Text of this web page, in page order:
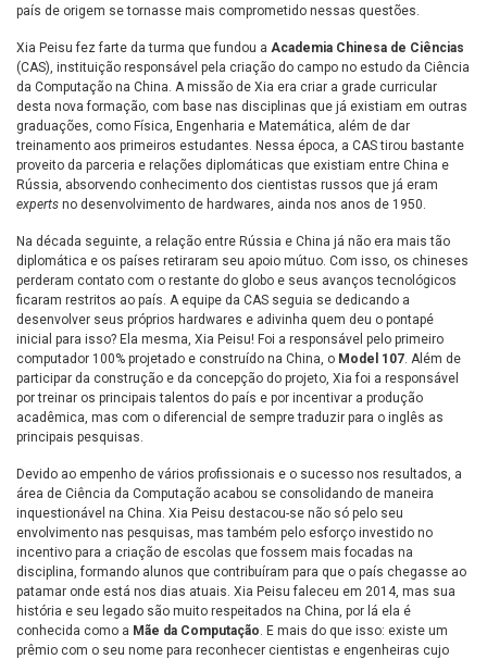
país de origem se tornasse mais comprometido nessas questões.
Xia Peisu fez farte da turma que fundou a Academia Chinesa de Ciências
(CAS), instituição responsável pela criação do campo no estudo da Ciência
da Computação na China. A missão de Xia era criar a grade curricular
desta nova formação, com base nas disciplinas que já existiam em outras
graduações, como Física, Engenharia e Matemática, além de dar
treinamento aos primeiros estudantes. Nessa época, a CAS tirou bastante
proveito da parceria e relações diplomáticas que existiam entre China e
Rússia, absorvendo conhecimento dos cientistas russos que já eram
experts no desenvolvimento de hardwares, ainda nos anos de 1950.
Na década seguinte, a relação entre Rússia e China já não era mais tão
diplomática e os países retiraram seu apoio mútuo. Com isso, os chineses
perderam contato com o restante do globo e seus avanços tecnológicos
ficaram restritos ao país. A equipe da CAS seguia se dedicando a
desenvolver seus próprios hardwares e adivinha quem deu o pontapé
inicial para isso? Ela mesma, Xia Peisu! Foi a responsável pelo primeiro
computador 100% projetado e construído na China, o Model 107. Além de
participar da construção e da concepção do projeto, Xia foi a responsável
por treinar os principais talentos do país e por incentivar a produção
acadêmica, mas com o diferencial de sempre traduzir para o inglês as
principais pesquisas.
Devido ao empenho de vários profissionais e o sucesso nos resultados, a
área de Ciência da Computação acabou se consolidando de maneira
inquestionável na China. Xia Peisu destacou-se não só pelo seu
envolvimento nas pesquisas, mas também pelo esforço investido no
incentivo para a criação de escolas que fossem mais focadas na
disciplina, formando alunos que contribuíram para que o país chegasse ao
patamar onde está nos dias atuais. Xia Peisu faleceu em 2014, mas sua
história e seu legado são muito respeitados na China, por lá ela é
conhecida como a Mãe da Computação. E mais do que isso: existe um
prêmio com o seu nome para reconhecer cientistas e engenheiras cujo